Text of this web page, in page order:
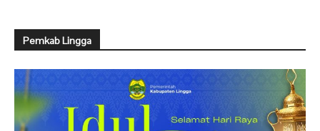
Pemkab Lingga